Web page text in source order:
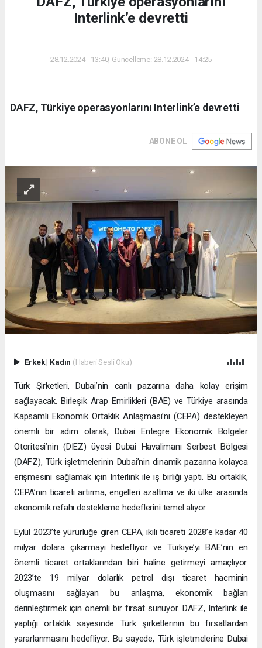
Interlink’e devretti
28.12.2024 - 13:40, Güncelleme: 28.12.2024 - 14:25
DAFZ, Türkiye operasyonlarını Interlink’e devretti
ABONE OL
Erkek| Kadın (Haberi Sesli Oku)
Türk Şirketleri, Dubai’nin canlı pazarına daha kolay erişim
sağlayacak. Birleşik Arap Emirlikleri (BAE) ve Türkiye arasında
Kapsamlı Ekonomik Ortaklık Anlaşması’nı (CEPA) destekleyen
önemli bir adım olarak, Dubai Entegre Ekonomik Bölgeler
Otoritesi’nin (DIEZ) üyesi Dubai Havalimanı Serbest Bölgesi
(DAFZ), Türk işletmelerinin Dubai’nin dinamik pazarına kolayca
erişmesini sağlamak için Interlink ile iş birliği yaptı. Bu ortaklık,
CEPA’nın ticareti artırma, engelleri azaltma ve iki ülke arasında
ekonomik refahı destekleme hedeflerini temel alıyor.
Eylül 2023’te yürürlüğe giren CEPA, ikili ticareti 2028’e kadar 40
milyar dolara çıkarmayı hedefliyor ve Türkiye’yi BAE’nin en
önemli ticaret ortaklarından biri haline getirmeyi amaçlıyor.
2023’te 19 milyar dolarlık petrol dışı ticaret hacminin
oluşmasını sağlayan bu anlaşma, ekonomik bağları
derinleştirmek için önemli bir fırsat sunuyor. DAFZ, Interlink ile
yaptığı ortaklık sayesinde Türk şirketlerinin bu fırsatlardan
yararlanmasını hedefliyor. Bu sayede, Türk işletmelerine Dubai